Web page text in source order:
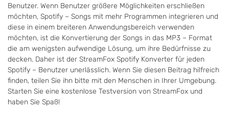
Benutzer. Wenn Benutzer größere Möglichkeiten erschließen
möchten, Spotify – Songs mit mehr Programmen integrieren und
diese in einem breiteren Anwendungsbereich verwenden
möchten, ist die Konvertierung der Songs in das MP3 – Format
die am wenigsten aufwendige Lösung, um ihre Bedürfnisse zu
decken. Daher ist der StreamFox Spotify Konverter für jeden
Spotify – Benutzer unerlässlich. Wenn Sie diesen Beitrag hilfreich
finden, teilen Sie ihn bitte mit den Menschen in Ihrer Umgebung.
Starten Sie eine kostenlose Testversion von StreamFox und
haben Sie Spaß!